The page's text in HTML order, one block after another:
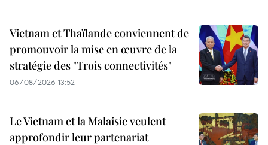
Vietnam et Thaïlande conviennent de
promouvoir la mise en œuvre de la
stratégie des "Trois connectivités"
06/08/2026 13:52
Le Vietnam et la Malaisie veulent
approfondir leur partenariat